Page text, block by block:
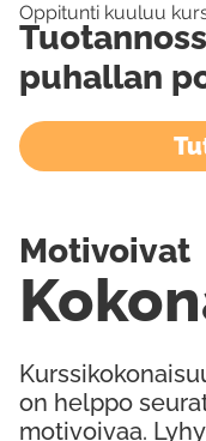
Oppitunti kuuluu
puhallan
on helppo
motivoivaa.
Motivoivat